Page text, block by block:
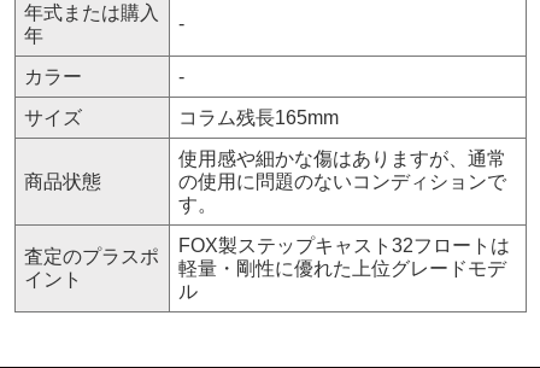
年式または購入
年
-
カラー
-
サイズ
コラム残長165mm
商品状態
使用感や細かな傷はありますが、通常
の使用に問題のないコンディションで
す。
査定のプラスポ
イント
FOX製ステップキャスト32フロートは
軽量・剛性に優れた上位グレードモデ
ル